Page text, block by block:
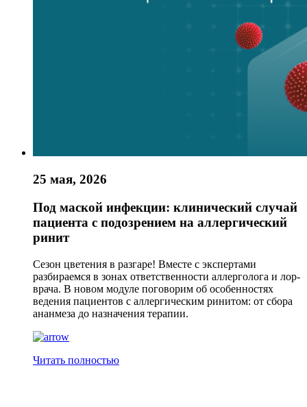
25 мая, 2026
Под маской инфекции: клинический случай
пациента с подозрением на аллергический
ринит
Сезон цветения в разгаре! Вместе с экспертами
разбираемся в зонах ответственности аллерголога и лор-
врача. В новом модуле поговорим об особенностях
ведения пациентов с аллергическим ринитом: от сбора
ананмеза до назначения терапии.
Читать полностью